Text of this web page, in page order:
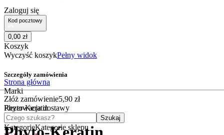
Zaloguj się
Kod pocztowy
0,00 zł
Koszyk
Wyczyść koszykPełny widok
Szczegóły zamówienia
Złóż zamówienie5,90 zł
Rezerwacja dostawy
Czego szukasz?
Szukaj
KategorieKategorie sklepu
Strona główna
Marki
Phyto-Keratin